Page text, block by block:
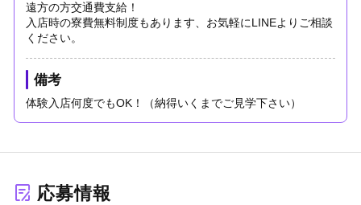
遠方の方交通費支給！
入店時の寮費無料制度もあります、お気軽にLINEよりご相談
ください。
備考
体験入店何度でもOK！（納得いくまでご見学下さい）
応募情報